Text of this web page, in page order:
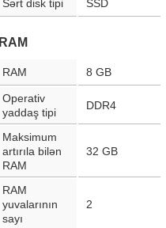
Sərt disk tipi SSD
RAM
RAM 8 GB
Operativ
yaddaş tipi
DDR4
Maksimum
artırıla bilən
RAM
32 GB
RAM
yuvalarının
sayı
2